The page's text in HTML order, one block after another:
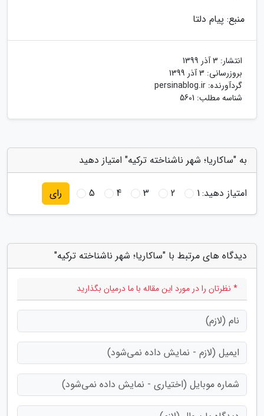
منبع: پیام دلتا
انتشار: 3 آذر 1399
بروزرسانی: 3 آذر 1399
گردآورنده: persinablog.ir
شناسه مطلب: 5601
به "ساکاریا؛ شهر ناشناخته ترکیه" امتیاز دهید
امتیاز دهید:1
2
3
4
5 رای
دیدگاه های مرتبط با "ساکاریا؛ شهر ناشناخته ترکیه"
* نظرتان را در مورد این مقاله با ما درمیان بگذارید